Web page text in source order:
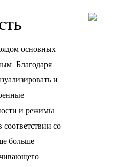
основных
Благодаря
и
и режимы
со
больше